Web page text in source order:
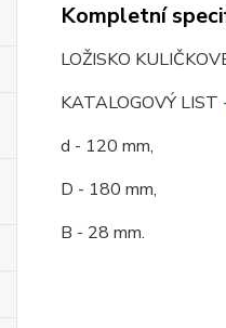
Kompletní
LOŽISKO
KATALOGOVÝ LIST
d - 120 mm,
D - 180 mm,
B - 28 mm.